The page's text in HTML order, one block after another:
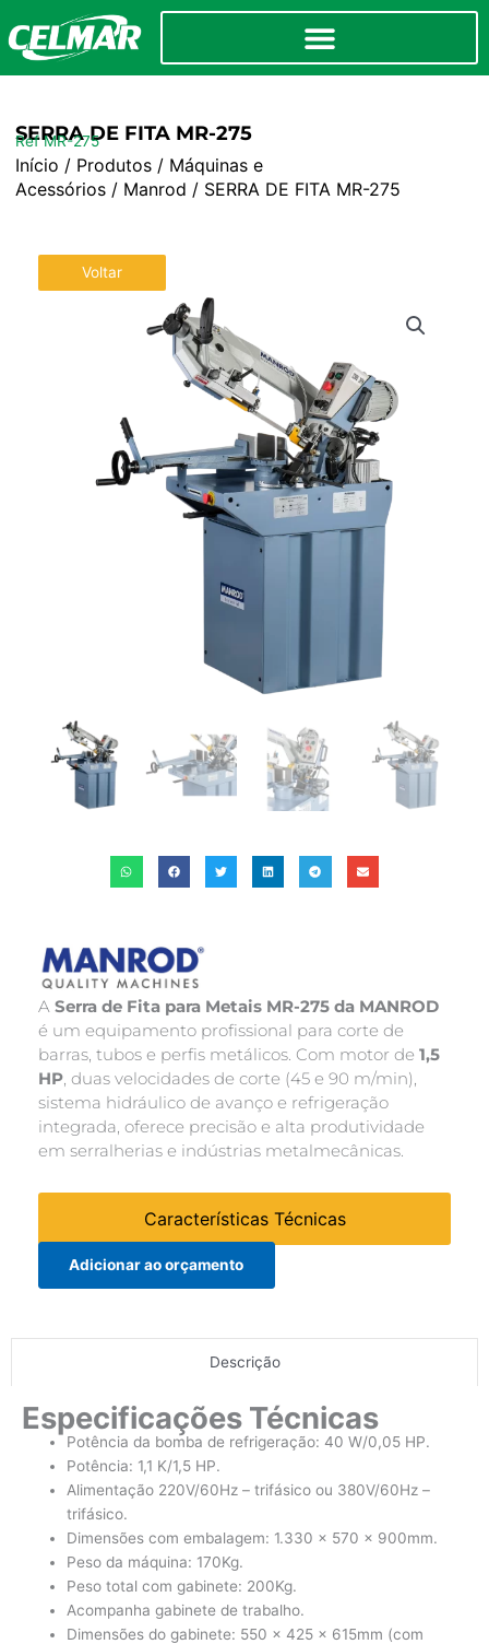
SERRA DE FITA MR-275
Ref MR-275
Início / Produtos/ Máquinas e
Acessórios/ Manrod / SERRA DE FITA MR-275
Voltar
A Serra de Fita para Metais MR-275 da MANROD
é um equipamento profissional para corte de
barras, tubos e perfis metálicos. Com motor de 1,5
HP, duas velocidades de corte (45 e 90 m/min),
sistema hidráulico de avanço e refrigeração
integrada, oferece precisão e alta produtividade
em serralherias e indústrias metalmecânicas.
Características Técnicas
Adicionar ao orçamento
Descrição
Especificações Técnicas
Potência da bomba de refrigeração: 40 W/0,05 HP.
Potência: 1,1 K/1,5 HP.
Alimentação 220V/60Hz – trifásico ou 380V/60Hz –
trifásico.
Dimensões com embalagem: 1.330 x 570 x 900mm.
Peso da máquina: 170Kg.
Peso total com gabinete: 200Kg.
Acompanha gabinete de trabalho.
Dimensões do gabinete: 550 x 425 x 615mm (com